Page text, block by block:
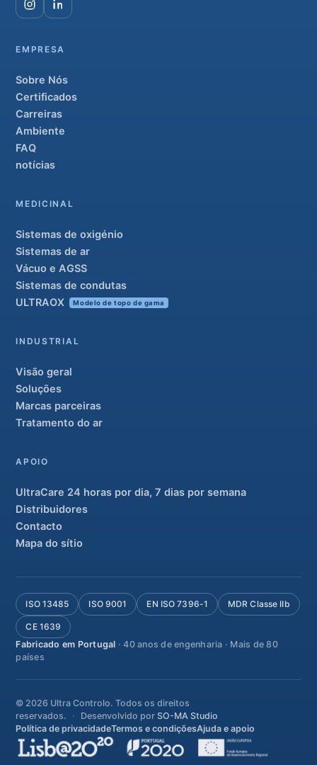
EMPRESA
Sobre Nós
Certificados
Carreiras
Ambiente
FAQ
notícias
MEDICINAL
Sistemas de oxigénio
Sistemas de ar
Vácuo e AGSS
Sistemas de condutas
ULTRAOX
Modelo de topo de gama
INDUSTRIAL
Visão geral
Soluções
Marcas parceiras
Tratamento do ar
APOIO
UltraCare 24 horas por dia, 7 dias por semana
Distribuidores
Contacto
Mapa do sítio
ISO 13485 ISO 9001 EN ISO 7396-1 MDR Classe IIb
CE 1639
Fabricado em Portugal · 40 anos de engenharia · Mais de 80
países
© 2026 Ultra Controlo. Todos os direitos
reservados.
Desenvolvido porSO-MA Studio
Política de privacidadeTermos e condiçõesAjuda e apoio